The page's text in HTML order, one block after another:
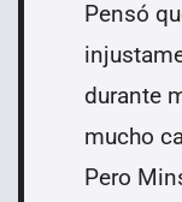
Pensó
durante
mucho
Pero